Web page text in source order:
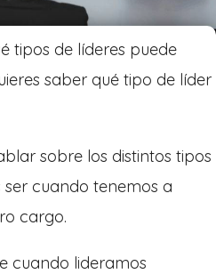
tipos de líderes puede
saber qué tipo de líder
sobre los distintos tipos
cuando tenemos a
cargo.
cuando lideramos